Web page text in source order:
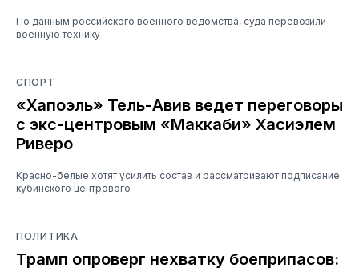
По данным российского военного ведомства, суда перевозили
военную технику
СПОРТ
«Хапоэль» Тель-Авив ведет переговоры
с экс-центровым «Маккаби» Хасиэлем
Риверо
Красно-белые хотят усилить состав и рассматривают подписание
кубинского центрового
ПОЛИТИКА
Трамп опроверг нехватку боеприпасов: